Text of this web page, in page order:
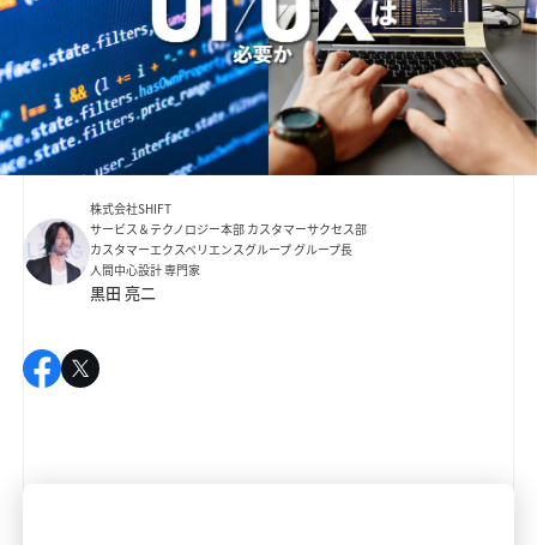
株式会社SHIFT
サービス＆テクノロジー本部 カスタマーサクセス部
カスタマーエクスペリエンスグループ グループ長
人間中心設計 専門家
黒田 亮二